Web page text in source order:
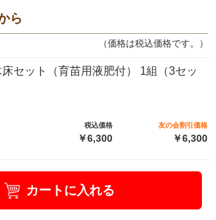
ら
（価格は税込価格です。）
セット（育苗用液肥付） 1組（3セッ
税込価格
￥6,300
友の会割引価格
￥6,300
カートに入れる